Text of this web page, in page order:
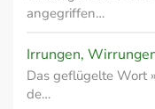
angegriffen…
Irrungen,
Das geflügelte Wort
de…